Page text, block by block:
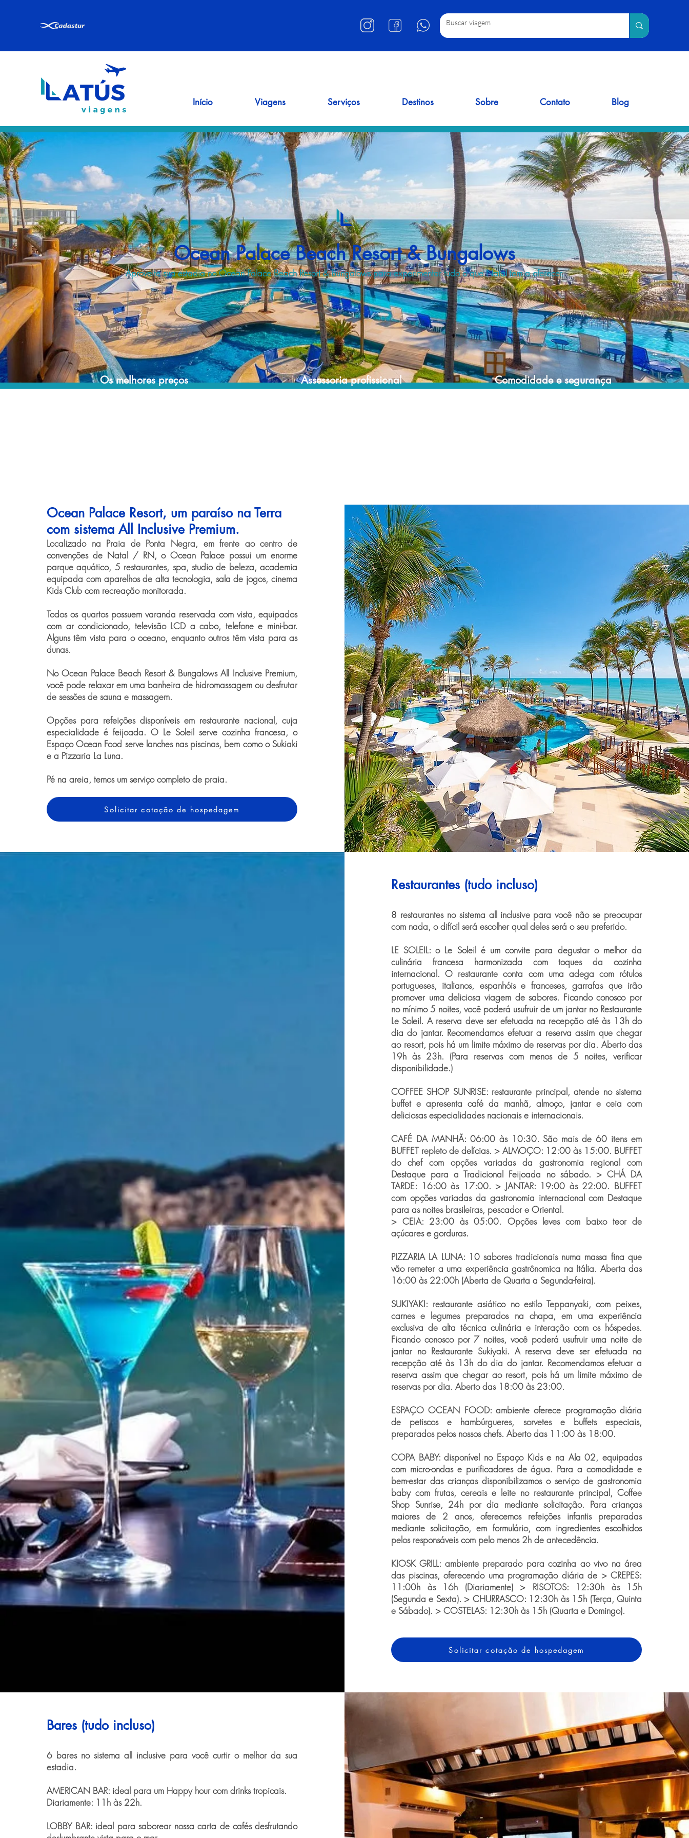
Início Viagens Serviços Destinos Sobre Contato Blog
Ocean Palace Beach Resort & Bungalows
Aproveite sua estadia no Ocean Palace Beach Resort & Bungalows para experimentar tudo o que Natal tem a oferecer.
Os melhores preços Assessoria profissional Comodidade e segurança
Ocean Palace Resort, um paraíso na Terra
com sistema All Inclusive Premium.
Localizado na Praia de Ponta Negra, em frente ao centro de
convenções de Natal / RN, o Ocean Palace possui um enorme
parque aquático, 5 restaurantes, spa, studio de beleza, academia
equipada com aparelhos de alta tecnologia, sala de jogos, cinema
Kids Club com recreação monitorada.
Todos os quartos possuem varanda reservada com vista, equipados
com ar condicionado, televisão LCD a cabo, telefone e mini-bar.
Alguns têm vista para o oceano, enquanto outros têm vista para as
dunas.
No Ocean Palace Beach Resort & Bungalows All Inclusive Premium,
você pode relaxar em uma banheira de hidromassagem ou desfrutar
de sessões de sauna e massagem.
Opções para refeições disponíveis em restaurante nacional, cuja
especialidade é feijoada. O Le Soleil serve cozinha francesa, o
Espaço Ocean Food serve lanches nas piscinas, bem como o Sukiaki
e a Pizzaria La Luna.
Pé na areia, temos um serviço completo de praia.
Solicitar cotação de hospedagem
Restaurantes (tudo incluso)
8 restaurantes no sistema all inclusive para você não se preocupar
com nada, o difícil será escolher qual deles será o seu preferido.
LE SOLEIL: o Le Soleil é um convite para degustar o melhor da
culinária francesa harmonizada com toques da cozinha
internacional. O restaurante conta com uma adega com rótulos
portugueses, italianos, espanhóis e franceses, garrafas que irão
promover uma deliciosa viagem de sabores. Ficando conosco por
no mínimo 5 noites, você poderá usufruir de um jantar no Restaurante
Le Soleil. A reserva deve ser efetuada na recepção até às 13h do
dia do jantar. Recomendamos efetuar a reserva assim que chegar
ao resort, pois há um limite máximo de reservas por dia. Aberto das
19h às 23h. (Para reservas com menos de 5 noites, verificar
disponibilidade.)
COFFEE SHOP SUNRISE: restaurante principal, atende no sistema
buffet e apresenta café da manhã, almoço, jantar e ceia com
deliciosas especialidades nacionais e internacionais.
CAFÉ DA MANHÃ: 06:00 às 10:30. São mais de 60 itens em
BUFFET repleto de delícias. > ALMOÇO: 12:00 às 15:00. BUFFET
do chef com opções variadas da gastronomia regional com
Destaque para a Tradicional Feijoada no sábado. > CHÁ DA
TARDE: 16:00 às 17:00. > JANTAR: 19:00 às 22:00. BUFFET
com opções variadas da gastronomia internacional com Destaque
para as noites brasileiras, pescador e Oriental.
> CEIA: 23:00 às 05:00. Opções leves com baixo teor de
açúcares e gorduras.
PIZZARIA LA LUNA: 10 sabores tradicionais numa massa fina que
vão remeter a uma experiência gastrônomica na Itália. Aberta das
16:00 às 22:00h (Aberta de Quarta a Segunda-feira).
SUKIYAKI: restaurante asiático no estilo Teppanyaki, com peixes,
carnes e legumes preparados na chapa, em uma experiência
exclusiva de alta técnica culinária e interação com os hóspedes.
Ficando conosco por 7 noites, você poderá usufruir uma noite de
jantar no Restaurante Sukiyaki. A reserva deve ser efetuada na
recepção até às 13h do dia do jantar. Recomendamos efetuar a
reserva assim que chegar ao resort, pois há um limite máximo de
reservas por dia. Aberto das 18:00 às 23:00.
ESPAÇO OCEAN FOOD: ambiente oferece programação diária
de petiscos e hambúrgueres, sorvetes e buffets especiais,
preparados pelos nossos chefs. Aberto das 11:00 às 18:00.
COPA BABY: disponível no Espaço Kids e na Ala 02, equipadas
com micro-ondas e purificadores de água. Para a comodidade e
bem-estar das crianças disponibilizamos o serviço de gastronomia
baby com frutas, cereais e leite no restaurante principal, Coffee
Shop Sunrise, 24h por dia mediante solicitação. Para crianças
maiores de 2 anos, oferecemos refeições infantis preparadas
mediante solicitação, em formulário, com ingredientes escolhidos
pelos responsáveis com pelo menos 2h de antecedência.
KIOSK GRILL: ambiente preparado para cozinha ao vivo na área
das piscinas, oferecendo uma programação diária de > CREPES:
11:00h às 16h (Diariamente) > RISOTOS: 12:30h às 15h
(Segunda e Sexta). > CHURRASCO: 12:30h às 15h (Terça, Quinta
e Sábado). > COSTELAS: 12:30h às 15h (Quarta e Domingo).
Solicitar cotação de hospedagem
Bares (tudo incluso)
6 bares no sistema all inclusive para você curtir o melhor da sua
estadia.
AMERICAN BAR: ideal para um Happy hour com drinks tropicais.
Diariamente: 11h às 22h.
LOBBY BAR: ideal para saborear nossa carta de cafés desfrutando